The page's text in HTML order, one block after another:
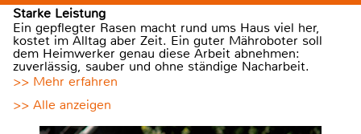
Starke Leistung
Ein gepflegter Rasen macht rund ums Haus viel her,
kostet im Alltag aber Zeit. Ein guter Mähroboter soll
dem Heimwerker genau diese Arbeit abnehmen:
zuverlässig, sauber und ohne ständige Nacharbeit.
>> Mehr erfahren
>> Alle anzeigen